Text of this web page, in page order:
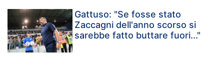
Gattuso: "Se fosse stato
Zaccagni dell'anno scorso si
sarebbe fatto buttare fuori..."